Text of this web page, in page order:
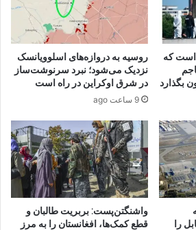
است که
بگذارد
روسیه به دروازه‌های اسلوویانسک
نزدیک می‌شود؛ نبرد سرنوشت‌ساز
در شرق اوکراین در راه است
9 ساعت ago
را
واشنگتن‌پست: بربریت طالبان و
قطع کمک‌ها، افغانستان را به مرز